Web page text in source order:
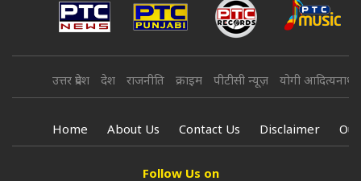
उत्तर प्रदेश देश राजनीति क्राइम पीटीसी न्यूज़ योगी आदित्यनाथ
Home About Us Contact Us Disclaimer
Follow Us on